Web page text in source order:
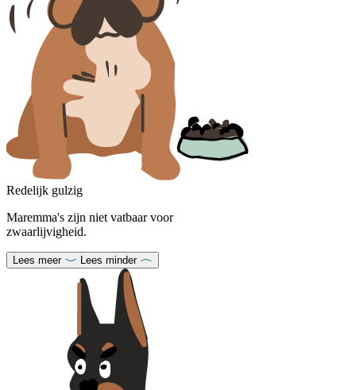
Redelijk gulzig
Maremma's zijn niet vatbaar voor
zwaarlijvigheid.
Lees meer Lees minder